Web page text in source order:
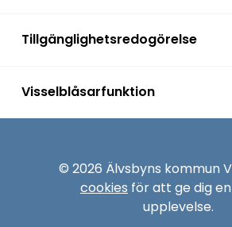
Tillgänglighetsredogörelse
Visselblåsarfunktion
© 2026 Älvsbyns kommun
cookies för att ge dig
upplevelse.